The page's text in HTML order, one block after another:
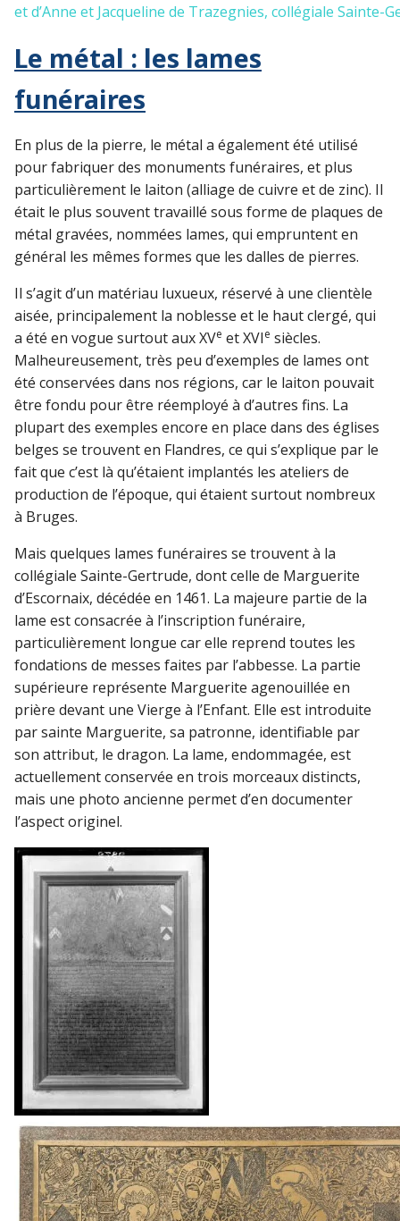
et d’Anne et Jacqueline de Trazegnies, collégiale Sainte-
Le métal : les lames
funéraires
En plus de la pierre, le métal a également été utilisé
pour fabriquer des monuments funéraires, et plus
particulièrement le laiton (alliage de cuivre et de zinc). Il
était le plus souvent travaillé sous forme de plaques de
métal gravées, nommées lames, qui empruntent en
général les mêmes formes que les dalles de pierres.
Il s’agit d’un matériau luxueux, réservé à une clientèle
aisée, principalement la noblesse et le haut clergé, qui
a été en vogue surtout aux XVe et XVIe siècles.
Malheureusement, très peu d’exemples de lames ont
été conservées dans nos régions, car le laiton pouvait
être fondu pour être réemployé à d’autres fins. La
plupart des exemples encore en place dans des églises
belges se trouvent en Flandres, ce qui s’explique par le
fait que c’est là qu’étaient implantés les ateliers de
production de l’époque, qui étaient surtout nombreux
à Bruges.
Mais quelques lames funéraires se trouvent à la
collégiale Sainte-Gertrude, dont celle de Marguerite
d’Escornaix, décédée en 1461. La majeure partie de la
lame est consacrée à l’inscription funéraire,
particulièrement longue car elle reprend toutes les
fondations de messes faites par l’abbesse. La partie
supérieure représente Marguerite agenouillée en
prière devant une Vierge à l’Enfant. Elle est introduite
par sainte Marguerite, sa patronne, identifiable par
son attribut, le dragon. La lame, endommagée, est
actuellement conservée en trois morceaux distincts,
mais une photo ancienne permet d’en documenter
l’aspect originel.